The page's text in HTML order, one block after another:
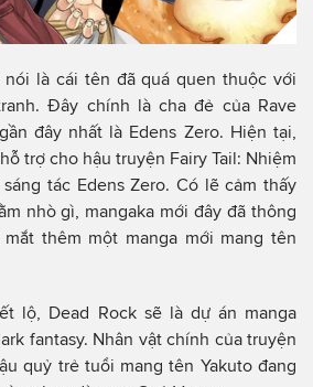
nói là cái tên đã quá quen thuộc với
Đây chính là cha đẻ của Rave
đây nhất là Edens Zero. Hiện tại,
trợ cho hậu truyện Fairy Tail: Nhiệm
tác Edens Zero. Có lẽ cảm thấy
nhò gì, mangaka mới đây đã thông
thêm một manga mới mang tên
lộ, Dead Rock sẽ là dự án manga
fantasy. Nhân vật chính của truyện
quỷ trẻ tuổi mang tên Yakuto đang